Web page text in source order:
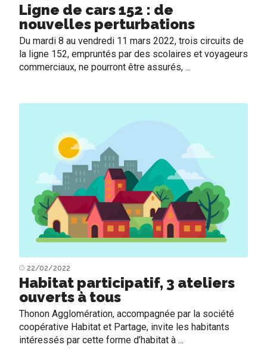
Ligne de cars 152 : de
nouvelles perturbations
Du mardi 8 au vendredi 11 mars 2022, trois circuits de
la ligne 152, empruntés par des scolaires et voyageurs
commerciaux, ne pourront être assurés, ...
22/02/2022
Habitat participatif, 3 ateliers
ouverts à tous
Thonon Agglomération, accompagnée par la société
coopérative Habitat et Partage, invite les habitants
intéressés par cette forme d’habitat à ...